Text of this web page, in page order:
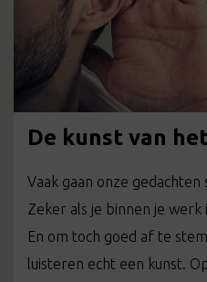
De kunst van
Vaak gaan onze
Zeker als je binnen je werk
En om toch goed af te
luisteren echt een kunst.